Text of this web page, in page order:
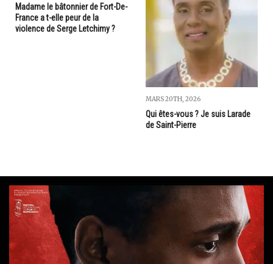
Madame le bâtonnier de Fort-De-
France a t-elle peur de la
violence de Serge Letchimy ?
MARS 20TH, 2026
Qui êtes-vous ? Je suis Larade
de Saint-Pierre